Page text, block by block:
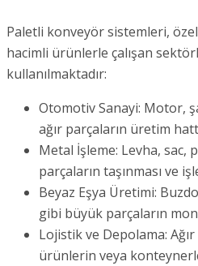
Paletli konveyör sistemleri,
hacimli ürünlerle çalışan
kullanılmaktadır:
Otomotiv Sanayi: Motor,
ağır parçaların üretim
Metal İşleme: Levha,
parçaların taşınması ve
Beyaz Eşya Üretimi:
gibi büyük parçaların
Lojistik ve Depolama:
ürünlerin veya